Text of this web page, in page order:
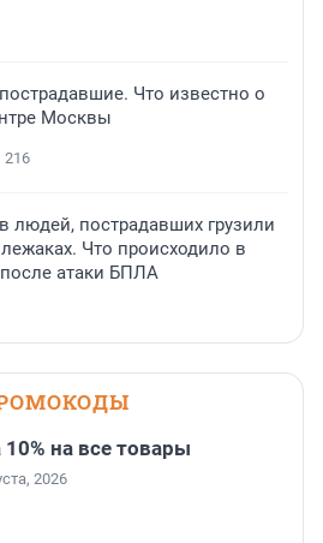
Что известно о
Москвы
216
людей, пострадавших грузили
Что происходило в
атаки БПЛА
на все товары
2026